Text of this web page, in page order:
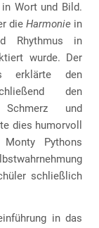
Wort und Bild.
die Harmonie in
Rhythmus in
wurde. Der
erklärte den
den
Schmerz und
dies humorvoll
Pythons
schließlich
in das